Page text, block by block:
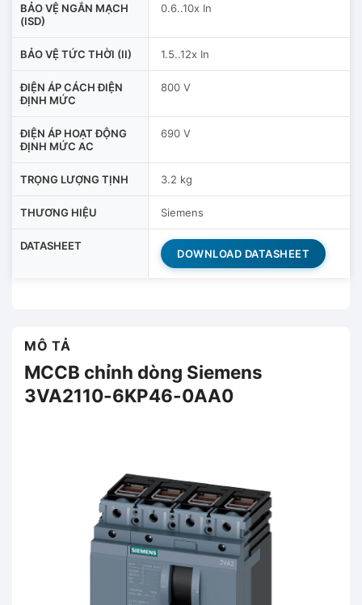
BẢO VỆ NGẮN MẠCH
(ISD)
0.6..10x In
BẢO VỆ TỨC THỜI (II) 1.5..12x In
ĐIỆN ÁP CÁCH ĐIỆN
ĐỊNH MỨC
800 V
ĐIỆN ÁP HOẠT ĐỘNG
ĐỊNH MỨC AC
690 V
TRỌNG LƯỢNG TỊNH 3.2 kg
THƯƠNG HIỆU Siemens
DATASHEET
DOWNLOAD DATASHEET
MÔ TẢ
MCCB chỉnh dòng Siemens
3VA2110-6KP46-0AA0